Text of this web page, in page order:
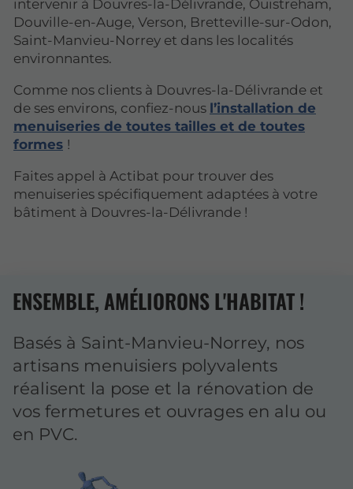
intervenir à Douvres-la-Délivrande, Ouistreham,
Douville-en-Auge, Verson, Bretteville-sur-Odon,
Saint-Manvieu-Norrey et dans les localités
environnantes.
Comme nos clients à Douvres-la-Délivrande et
de ses environs, confiez-nous l’installation de
menuiseries de toutes tailles et de toutes
formes !
Faites appel à Actibat pour trouver des
menuiseries spécifiquement adaptées à votre
bâtiment à Douvres-la-Délivrande !
ENSEMBLE, AMÉLIORONS L'HABITAT !
Basés à Saint-Manvieu-Norrey, nos
artisans menuisiers polyvalents
réalisent la pose et la rénovation de
vos fermetures et ouvrages en alu ou
en PVC.